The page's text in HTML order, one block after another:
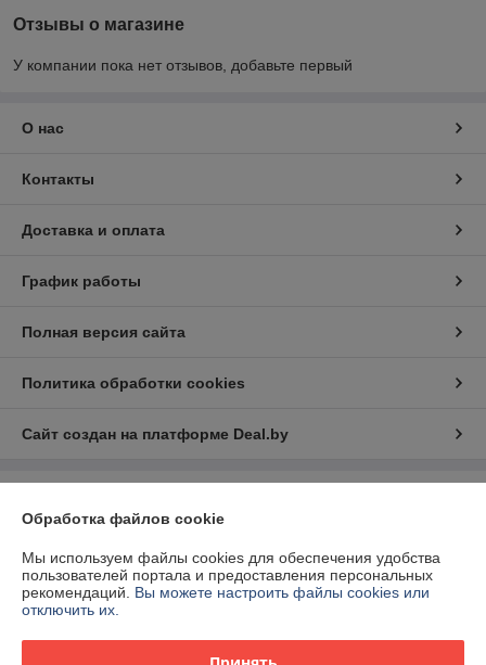
Отзывы о магазине
У компании пока нет отзывов, добавьте первый
О нас
Контакты
Доставка и оплата
График работы
Полная версия сайта
Политика обработки cookies
Сайт создан на платформе Deal.by
220112, г. Минск, ул. Прушинских 31А, оф. 81
Регистрационный номер ЕГР: 192673377
Регистрационный орган: Минский горисполком
Обработка файлов cookie
Мы используем файлы cookies для обеспечения удобства
пользователей портала и предоставления персональных
рекомендаций. Вы можете настроить файлы cookies или
отключить их.